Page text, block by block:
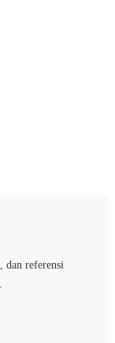
dan referensi